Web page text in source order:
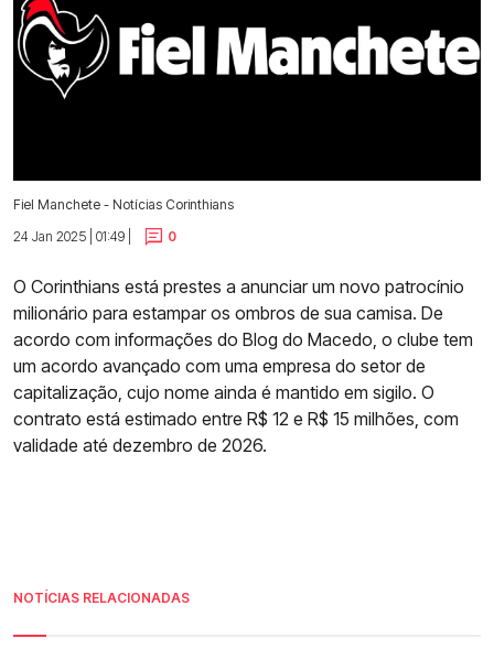
Fiel Manchete - Notícias Corinthians
24 Jan 2025 | 01:49 |
0
O Corinthians está prestes a anunciar um novo patrocínio
milionário para estampar os ombros de sua camisa. De
acordo com informações do Blog do Macedo, o clube tem
um acordo avançado com uma empresa do setor de
capitalização, cujo nome ainda é mantido em sigilo. O
contrato está estimado entre R$ 12 e R$ 15 milhões, com
validade até dezembro de 2026.
NOTÍCIAS RELACIONADAS